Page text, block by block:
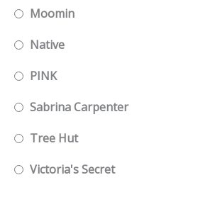
Moomin
Native
PINK
Sabrina Carpenter
Tree Hut
Victoria's Secret